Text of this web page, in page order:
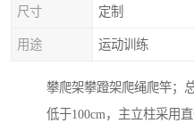
尺寸 定制
用途 运动训练
攀爬架攀蹬架爬绳爬竿；
低于100cm，主立柱采用